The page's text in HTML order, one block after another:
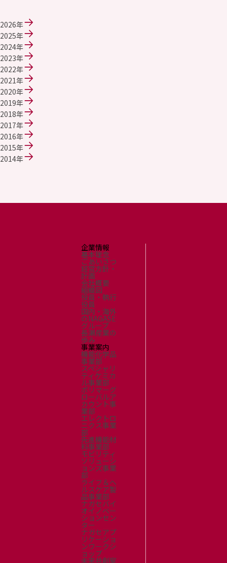
2026年
2025年
2024年
2023年
2022年
2021年
2020年
2019年
2018年
2017年
2016年
2015年
2014年
企業情報
基本理念
ごあいさつ
経営方針・
計画
会社概要
組織図
役員・執行
役員
国内・海外
のNAGASE
グループ
長瀬産業の
歩み
事業案内
機能化学品
事業部
スペシャリ
ティケミカ
ル事業部
ポリマーグ
ローバルア
カウント事
業部
エレクトロ
ニクス事業
部
先進機能材
料事業部
モビリティ
ソリューシ
ョンズ事業
部
ライフ＆ヘ
ルスケア製
品事業部
ナガセバイ
オイノベー
ションセン
ター
ナガセアプ
リケーショ
ンワークシ
ョップ
未来共創室